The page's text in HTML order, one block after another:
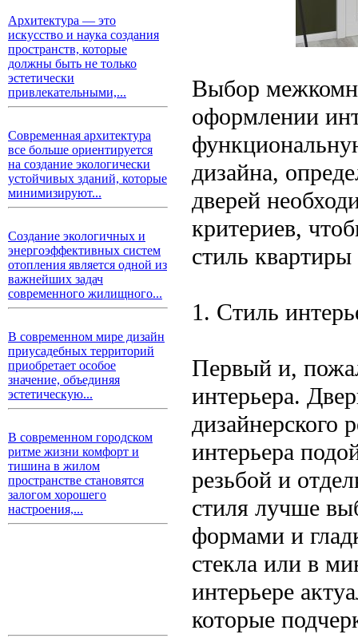
Архитектура — это
искусство и наука создания
пространств, которые
должны быть не только
эстетически
привлекательными,...
Современная архитектура
все больше ориентируется
на создание экологически
устойчивых зданий, которые
минимизируют...
Создание экологичных и
энергоэффективных систем
отопления является одной из
важнейших задач
современного жилищного...
В современном мире дизайн
приусадебных территорий
приобретает особое
значение, объединяя
эстетическую...
В современном городском
ритме жизни комфорт и
тишина в жилом
пространстве становятся
залогом хорошего
настроения,...
Выбор
оформлении
дизайна,
дверей
критериев,
стиль
1. Стиль
Первый и,
интерьера.
дизайнерского
интерьера
резьбой и
стиля лучше
формами и
стекла или в
интерьере
которые